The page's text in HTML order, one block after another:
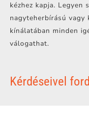
kézhez kapja. Legyen
nagyteherbírású vagy
kínálatában minden
válogathat.
Kérdéseivel